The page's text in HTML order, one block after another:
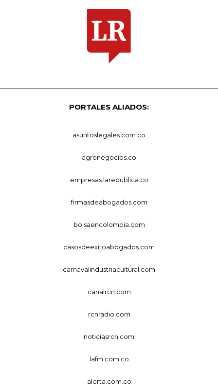
PORTALES ALIADOS:
asuntoslegales.com.co
agronegocios.co
empresas.larepublica.co
firmasdeabogados.com
bolsaencolombia.com
casosdeexitoabogados.com
carnavalindustriacultural.com
canalrcn.com
rcnradio.com
noticiasrcn.com
lafm.com.co
alerta.com.co